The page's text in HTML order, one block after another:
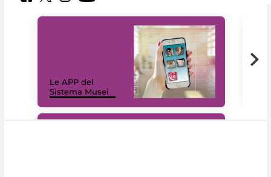
Le APP del
Sistema Musei